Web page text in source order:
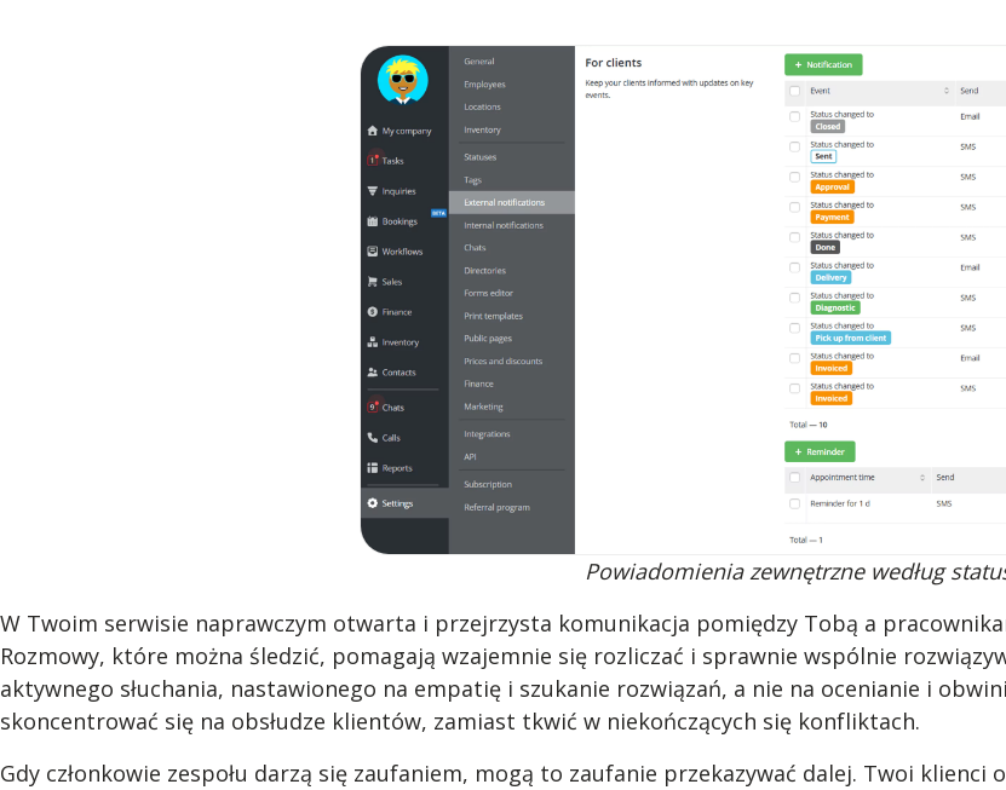
Powiadomienia zewnętrzne według
W Twoim serwisie naprawczym otwarta i przejrzysta komunikacja pomiędzy Tobą a
Rozmowy, które można śledzić, pomagają wzajemnie się rozliczać i sprawnie wspólnie
aktywnego słuchania, nastawionego na empatię i szukanie rozwiązań, a nie na ocenianie i
skoncentrować się na obsłudze klientów, zamiast tkwić w niekończących się konfliktach.
Gdy członkowie zespołu darzą się zaufaniem, mogą to zaufanie przekazywać dalej. Twoi